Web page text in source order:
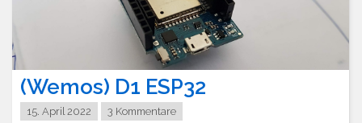
(Wemos) D1 ESP32
15. April 2022 3 Kommentare